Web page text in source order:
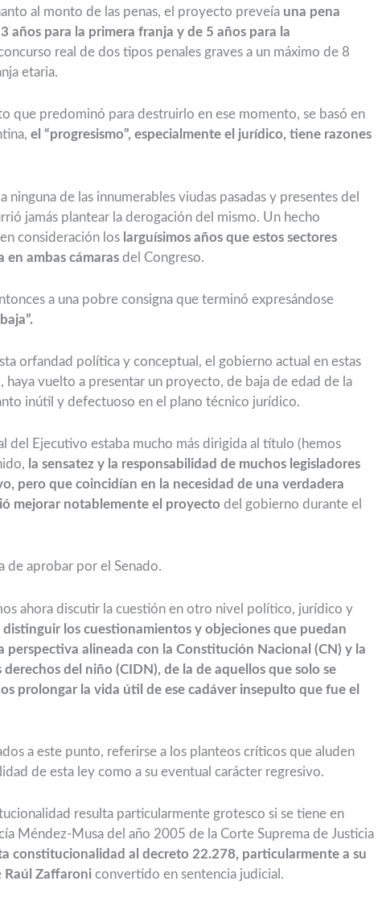
al monto de las penas, el proyecto preveía una pena
años para la primera franja y de 5 años para la
real de dos tipos penales graves a un máximo de 8
etaria.
que predominó para destruirlo en ese momento, se basó en
el “progresismo”, especialmente el jurídico, tiene razones
ninguna de las innumerables viudas pasadas y presentes del
jamás plantear la derogación del mismo. Un hecho
consideración los larguísimos años que estos sectores
en ambas cámaras del Congreso.
a una pobre consigna que terminó expresándose
orfandad política y conceptual, el gobierno actual en estas
haya vuelto a presentar un proyecto, de baja de edad de la
inútil y defectuoso en el plano técnico jurídico.
del Ejecutivo estaba mucho más dirigida al título (hemos
la sensatez y la responsabilidad de muchos legisladores
pero que coincidían en la necesidad de una verdadera
mejorar notablemente el proyecto del gobierno durante el
de aprobar por el Senado.
ahora discutir la cuestión en otro nivel político, jurídico y
distinguir los cuestionamientos y objeciones que puedan
perspectiva alineada con la Constitución Nacional (CN) y la
del niño (CIDN), de la de aquellos que solo se
prolongar la vida útil de ese cadáver insepulto que fue el
a este punto, referirse a los planteos críticos que aluden
de esta ley como a su eventual carácter regresivo.
resulta particularmente grotesco si se tiene en
Méndez-Musa del año 2005 de la Corte Suprema de Justicia
constitucionalidad al decreto 22.278, particularmente a su
Raúl Zaffaroni convertido en sentencia judicial.